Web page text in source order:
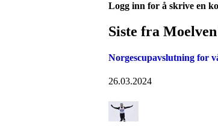
Logg inn for å skrive en
Siste fra
Norgescupavslutning for
26.03.2024